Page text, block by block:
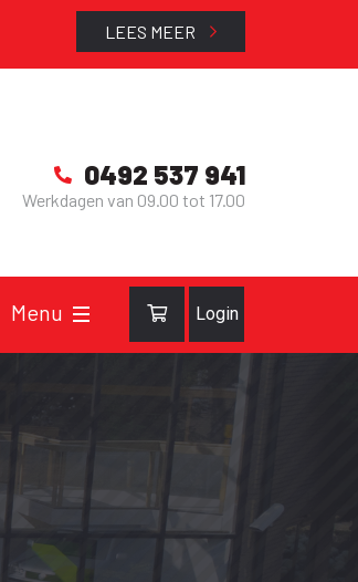
LEES MEER
0492 537 941
Werkdagen van 09.00 tot 17.00
Login